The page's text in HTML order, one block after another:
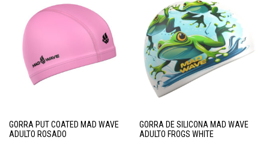
GORRA PUT COATED MAD WAVE
ADULTO ROSADO
GORRA DE SILICONA MAD WAVE
ADULTO FROGS WHITE